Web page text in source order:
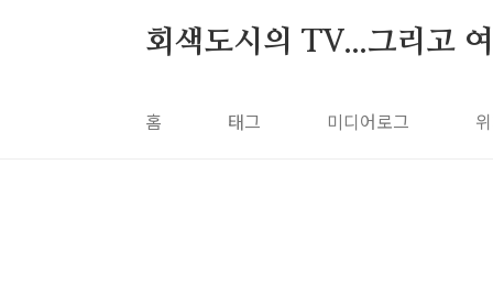
회색도시의 TV...그리고
홈 태그 미디어로그